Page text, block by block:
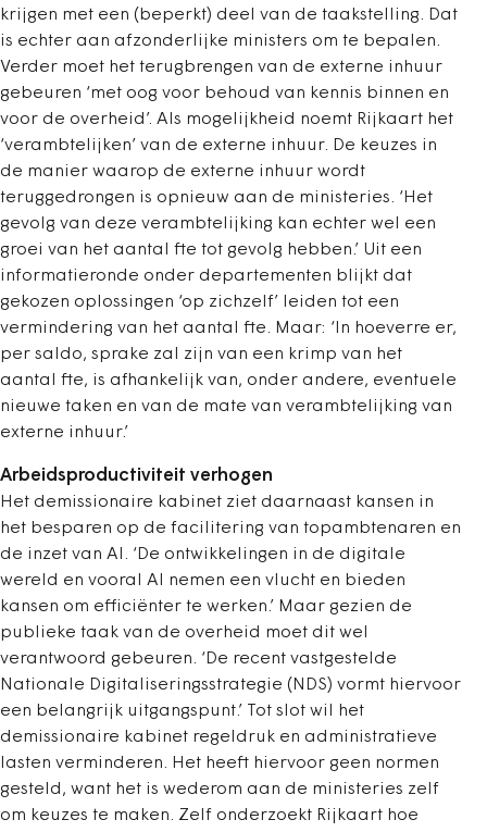
krijgen met een (beperkt) deel van de taakstelling. Dat
is echter aan afzonderlijke ministers om te bepalen.
Verder moet het terugbrengen van de externe inhuur
gebeuren ‘met oog voor behoud van kennis binnen en
voor de overheid’. Als mogelijkheid noemt Rijkaart het
‘verambtelijken’ van de externe inhuur. De keuzes in
de manier waarop de externe inhuur wordt
teruggedrongen is opnieuw aan de ministeries. ‘Het
gevolg van deze verambtelijking kan echter wel een
groei van het aantal fte tot gevolg hebben.’ Uit een
informatieronde onder departementen blijkt dat
gekozen oplossingen ‘op zichzelf’ leiden tot een
vermindering van het aantal fte. Maar: ‘In hoeverre er,
per saldo, sprake zal zijn van een krimp van het
aantal fte, is afhankelijk van, onder andere, eventuele
nieuwe taken en van de mate van verambtelijking van
externe inhuur.’
Arbeidsproductiviteit verhogen
Het demissionaire kabinet ziet daarnaast kansen in
het besparen op de facilitering van topambtenaren en
de inzet van AI. ‘De ontwikkelingen in de digitale
wereld en vooral AI nemen een vlucht en bieden
kansen om efficiënter te werken.’ Maar gezien de
publieke taak van de overheid moet dit wel
verantwoord gebeuren. ‘De recent vastgestelde
Nationale Digitaliseringsstrategie (NDS) vormt hiervoor
een belangrijk uitgangspunt.’ Tot slot wil het
demissionaire kabinet regeldruk en administratieve
lasten verminderen. Het heeft hiervoor geen normen
gesteld, want het is wederom aan de ministeries zelf
om keuzes te maken. Zelf onderzoekt Rijkaart hoe